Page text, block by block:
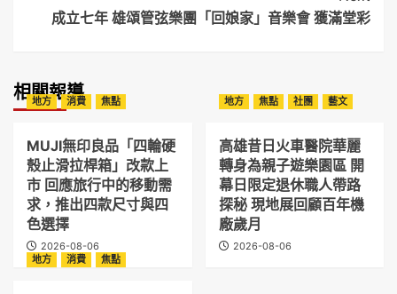
成立七年 雄頌管弦樂團「回娘家」音樂會 獲滿堂彩
相關報導
地方 消費 焦點
MUJI無印良品「四輪硬
殼止滑拉桿箱」改款上
市 回應旅行中的移動需
求，推出四款尺寸與四
色選擇
2026-08-06
地方 焦點 社團 藝文
高雄昔日火車醫院華麗
轉身為親子遊樂園區 開
幕日限定退休職人帶路
探秘 現地展回顧百年機
廠歲月
2026-08-06
地方
消費 焦點